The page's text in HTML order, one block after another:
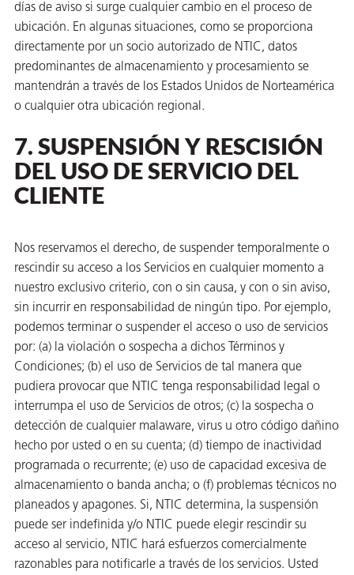
días de aviso si surge cualquier cambio en el proceso de
ubicación. En algunas situaciones, como se proporciona
directamente por un socio autorizado de NTIC, datos
predominantes de almacenamiento y procesamiento se
mantendrán a través de los Estados Unidos de Norteamérica
o cualquier otra ubicación regional.
7. SUSPENSIÓN Y RESCISIÓN
DEL USO DE SERVICIO DEL
CLIENTE
Nos reservamos el derecho, de suspender temporalmente o
rescindir su acceso a los Servicios en cualquier momento a
nuestro exclusivo criterio, con o sin causa, y con o sin aviso,
sin incurrir en responsabilidad de ningún tipo. Por ejemplo,
podemos terminar o suspender el acceso o uso de servicios
por: (a) la violación o sospecha a dichos Términos y
Condiciones; (b) el uso de Servicios de tal manera que
pudiera provocar que NTIC tenga responsabilidad legal o
interrumpa el uso de Servicios de otros; (c) la sospecha o
detección de cualquier malaware, virus u otro código dañino
hecho por usted o en su cuenta; (d) tiempo de inactividad
programada o recurrente; (e) uso de capacidad excesiva de
almacenamiento o banda ancha; o (f) problemas técnicos no
planeados y apagones. Si, NTIC determina, la suspensión
puede ser indefinida y/o NTIC puede elegir rescindir su
acceso al servicio, NTIC hará esfuerzos comercialmente
razonables para notificarle a través de los servicios. Usted